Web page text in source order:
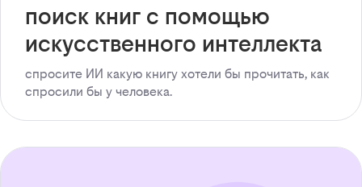
поиск книг с помощью
искусственного интеллекта
спросите ИИ какую книгу хотели бы прочитать, как
спросили бы у человека.